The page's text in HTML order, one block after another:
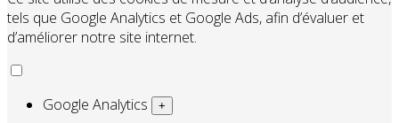
tels que Google Analytics et Google Ads, afin d’évaluer et
d’améliorer notre site internet.
Google Analytics +